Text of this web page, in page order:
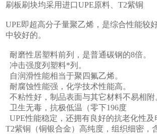
刷板刷块均采用进口UPE原料、T2紫铜
UPE即超高分子量聚乙烯，是综合性能较
中较好的。
耐磨性居塑料前列，是普通碳钢的8倍。
冲击强度列塑料*列。
自润滑性能相当于聚四氟乙烯。
耐腐蚀性能强，化学技术性能高。
不粘性好，制品表面与其它材料不易相附
卫生无毒，抗极低温（零下196度
UPE性能稳定，还拥有良好的抗老化性
T2紫铜（铜银合金）高纯度，组织细密，